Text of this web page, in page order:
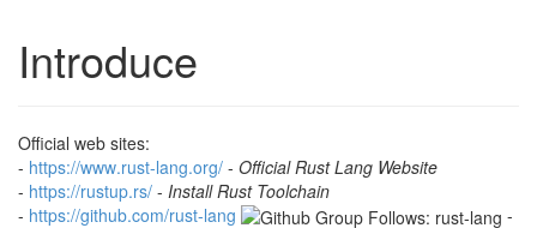
Introduce
Official web sites:
- https://www.rust-lang.org/ - Official Rust Lang Website
- https://rustup.rs/ - Install Rust Toolchain
- https://github.com/rust-lang
-